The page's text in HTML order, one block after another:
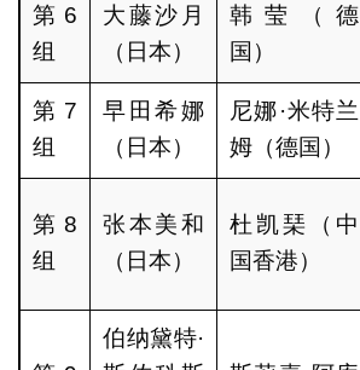
第6
组
大藤沙月
（日本）
韩莹（德
国）
第7
组
早田希娜
（日本）
尼娜·米特兰
姆（德国）
第8
组
张本美和
（日本）
杜凯琹（中
国香港）
伯纳黛特·